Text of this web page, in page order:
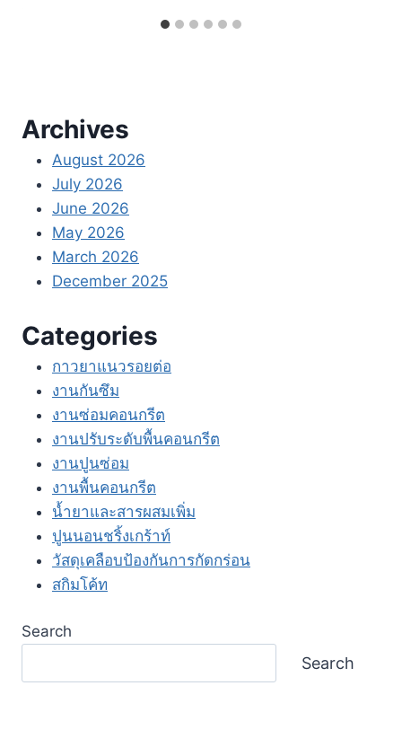
Archives
August 2026
July 2026
June 2026
May 2026
March 2026
December 2025
Categories
กาวยาแนวรอยต่อ
งานกันซึม
งานซ่อมคอนกรีต
งานปรับระดับพื้นคอนกรีต
งานปูนซ่อม
งานพื้นคอนกรีต
น้ำยาและสารผสมเพิ่ม
ปูนนอนชริ้งเกร้าท์
วัสดุเคลือบป้องกันการกัดกร่อน
สกิมโค้ท
Search
Search